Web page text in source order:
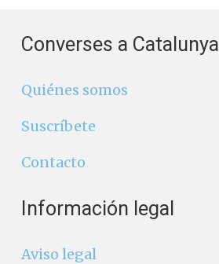
Converses a Catalunya
Quiénes somos
Suscríbete
Contacto
Información legal
Aviso legal